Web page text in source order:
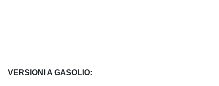
VERSIONI A GASOLIO: